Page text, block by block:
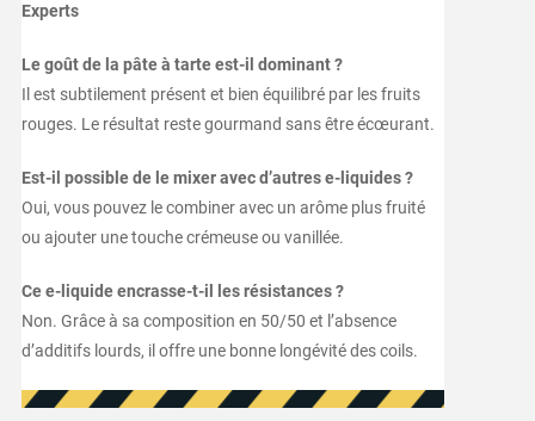
Experts
Le goût de la pâte à tarte est-il dominant ?
Il est subtilement présent et bien équilibré par les fruits
rouges. Le résultat reste gourmand sans être écœurant.
Est-il possible de le mixer avec d’autres e-liquides ?
Oui, vous pouvez le combiner avec un arôme plus fruité
ou ajouter une touche crémeuse ou vanillée.
Ce e-liquide encrasse-t-il les résistances ?
Non. Grâce à sa composition en 50/50 et l’absence
d’additifs lourds, il offre une bonne longévité des coils.